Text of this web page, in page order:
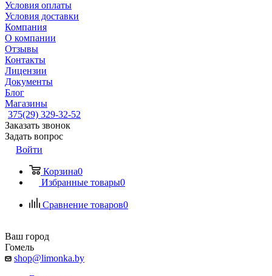
Условия оплаты
Условия доставки
Компания
О компании
Отзывы
Контакты
Лицензии
Документы
Блог
Магазины
375(29) 329-32-52
Заказать звонок
Задать вопрос
Войти
Корзина0
Избранные товары0
Сравнение товаров0
Ваш город
Гомель
shop@limonka.by